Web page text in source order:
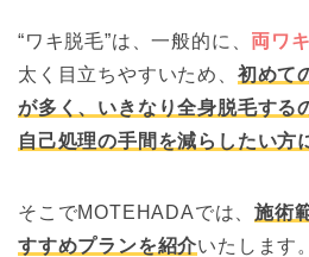
“ワキ脱毛”は、一般的に、 両ワキ
太く目立ちやすいため、 初めて
が多く、いきなり全身脱毛する
自己処理の手間を減らしたい方
そこでMOTEHADAでは、施術
すすめプランを紹介いたします。